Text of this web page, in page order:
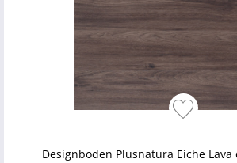
Designboden Plusnatura Eiche